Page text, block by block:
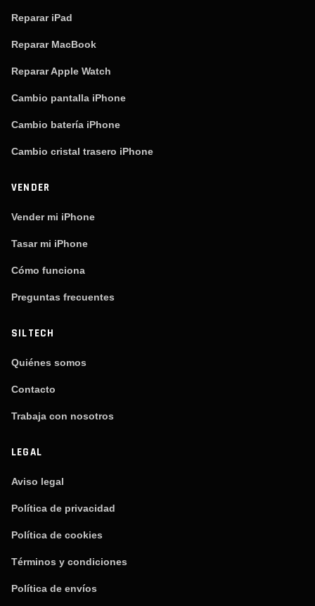
Reparar iPad
Reparar MacBook
Reparar Apple Watch
Cambio pantalla iPhone
Cambio batería iPhone
Cambio cristal trasero iPhone
VENDER
Vender mi iPhone
Tasar mi iPhone
Cómo funciona
Preguntas frecuentes
SILTECH
Quiénes somos
Contacto
Trabaja con nosotros
LEGAL
Aviso legal
Política de privacidad
Política de cookies
Términos y condiciones
Política de envíos